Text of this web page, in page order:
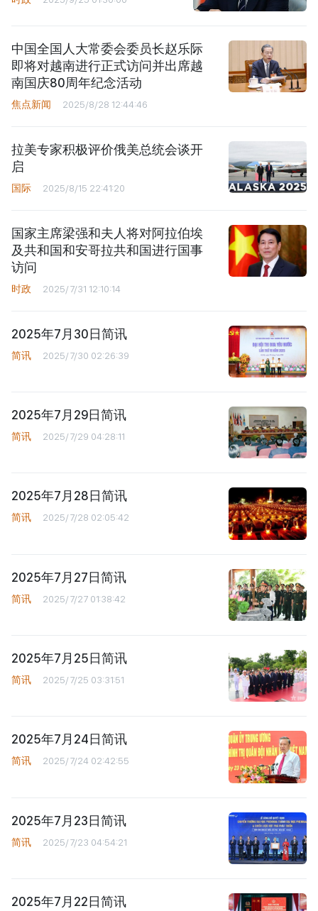
中国全国人大常委会委员长赵乐际
即将对越南进行正式访问并出席越
南国庆80周年纪念活动
焦点新闻 2025/8/28 12:44:46
拉美专家积极评价俄美总统会谈开
启
国际 2025/8/15 22:41:20
国家主席梁强和夫人将对阿拉伯埃
及共和国和安哥拉共和国进行国事
访问
时政 2025/7/31 12:10:14
2025年7月30日简讯
简讯 2025/7/30 02:26:39
2025年7月29日简讯
简讯 2025/7/29 04:28:11
2025年7月28日简讯
简讯 2025/7/28 02:05:42
2025年7月27日简讯
简讯 2025/7/27 01:38:42
2025年7月25日简讯
简讯 2025/7/25 03:31:51
2025年7月24日简讯
简讯 2025/7/24 02:42:55
2025年7月23日简讯
简讯 2025/7/23 04:54:21
2025年7月22日简讯